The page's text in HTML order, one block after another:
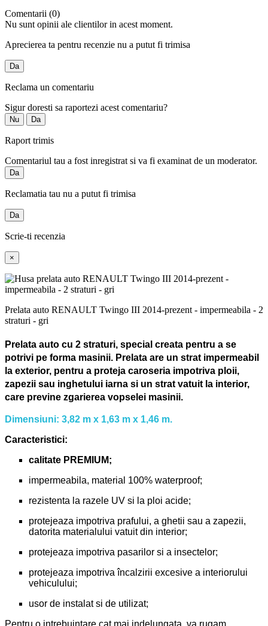
Comentarii (0)
Nu sunt opinii ale clientilor in acest moment.
Aprecierea ta pentru recenzie nu a putut fi trimisa
Da
Reclama un comentariu
Sigur doresti sa raportezi acest comentariu?
Nu Da
Raport trimis
Comentariul tau a fost inregistrat si va fi examinat de un moderator.
Da
Reclamatia tau nu a putut fi trimisa
Da
Scrie-ti recenzia
×
Prelata auto RENAULT Twingo III 2014-prezent - impermeabila - 2
straturi - gri
Prelata auto cu 2 straturi, special creata pentru a se
potrivi pe forma masinii. Prelata are un strat impermeabil
la exterior, pentru a proteja caroseria impotriva ploii,
zapezii sau inghetului iarna si un strat vatuit la interior,
care previne zgarierea vopselei masinii.
Dimensiuni: 3,82 m x 1,63 m x 1,46 m.
Caracteristici:
calitate PREMIUM;
impermeabila, material 100% waterproof;
rezistenta la razele UV si la ploi acide;
protejeaza impotriva prafului, a ghetii sau a zapezii,
datorita materialului vatuit din interior;
protejeaza impotriva pasarilor si a insectelor;
protejeaza impotriva încalzirii excesive a interiorului
vehiculului;
usor de instalat si de utilizat;